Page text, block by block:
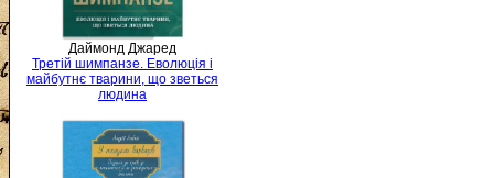
Даймонд Джаред
Третій шимпанзе. Еволюція і
майбутнє тварини, що зветься
людина